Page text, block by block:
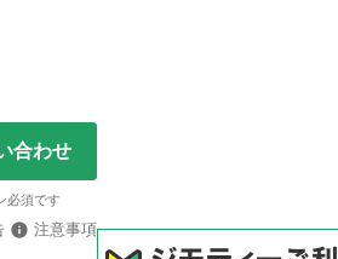
合わせ
必須です
注意事項